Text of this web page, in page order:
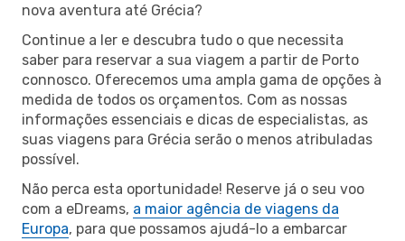
nova aventura até Grécia?
Continue a ler e descubra tudo o que necessita
saber para reservar a sua viagem a partir de Porto
connosco. Oferecemos uma ampla gama de opções à
medida de todos os orçamentos. Com as nossas
informações essenciais e dicas de especialistas, as
suas viagens para Grécia serão o menos atribuladas
possível.
Não perca esta oportunidade! Reserve já o seu voo
com a eDreams, a maior agência de viagens da
Europa, para que possamos ajudá-lo a embarcar